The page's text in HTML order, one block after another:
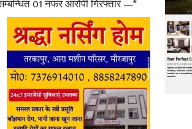
01 नफर आरोपी गिरफ्तार —*